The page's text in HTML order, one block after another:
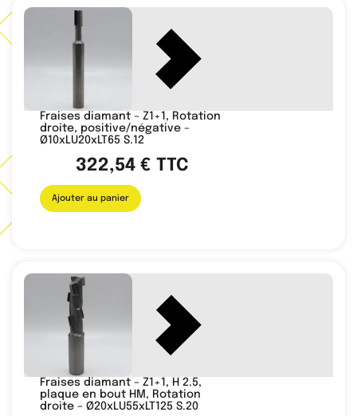
Fraises diamant – Z1+1, Rotation
droite, positive/négative –
Ø10xLU20xLT65 S.12
322,54€ TTC
Ajouter au panier
Fraises diamant – Z1+1, H 2.5,
plaque en bout HM, Rotation
droite – Ø20xLU55xLT125 S.20